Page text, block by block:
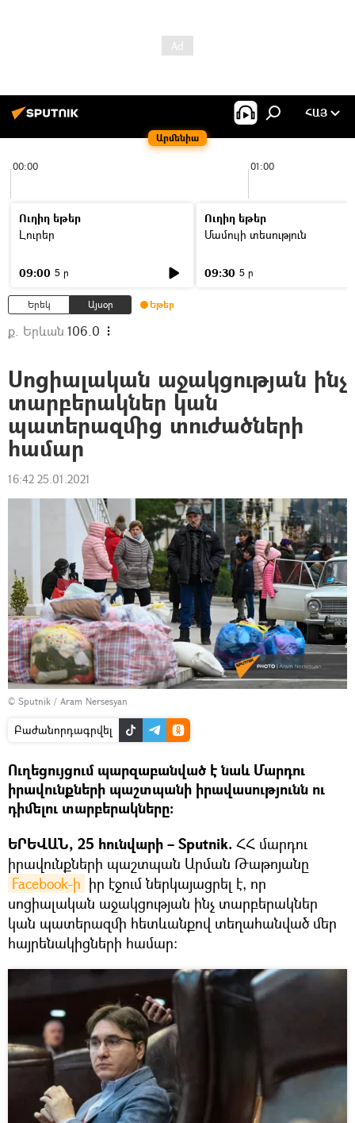
Արմենիա
ՀԱՅ
00:00 01:00
Ուղիղ եթեր
Լուրեր
09:00 5 ր
Ուղիղ եթեր
Մամուլի տեսություն
09:30 5 ր
Երեկ Այսօր Եթեր
ք. Երևան 106.0
Սոցիալական աջակցության ինչ
տարբերակներ կան
պատերազմից տուժածների
համար
16:42 25.01.2021
© Sputnik / Aram Nersesyan
Բաժանորդագրվել
Ուղեցույցում պարզաբանված է նաև Մարդու
իրավունքների պաշտպանի իրավասությունն ու
դիմելու տարբերակները։
ԵՐԵՎԱՆ, 25 հունվարի – Sputnik. ՀՀ մարդու
իրավունքների պաշտպան Արման Թաթոյանը
Facebook-ի իր էջում ներկայացրել է, որ
սոցիալական աջակցության ինչ տարբերակներ
կան պատերազմի հետևանքով տեղահանված մեր
հայրենակիցների համար: